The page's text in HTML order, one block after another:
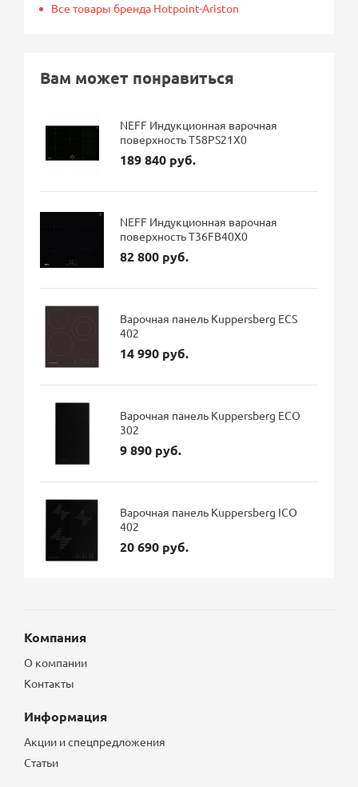
Все товары бренда Hotpoint-Ariston
Вам может понравиться
NEFF Индукционная варочная
поверхность T58PS21X0
189 840 руб.
NEFF Индукционная варочная
поверхность T36FB40X0
82 800 руб.
Варочная панель Kuppersberg ECS
402
14 990 руб.
Варочная панель Kuppersberg ECO
302
9 890 руб.
Варочная панель Kuppersberg ICO
402
20 690 руб.
Компания
О компании
Контакты
Информация
Акции и спецпредложения
Статьи